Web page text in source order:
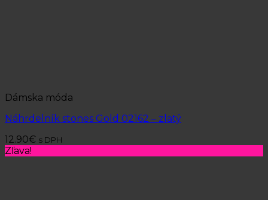
Dámska móda
Náhrdelník stones Gold 02162 – zlatý
12.90€ s DPH
Zľava!